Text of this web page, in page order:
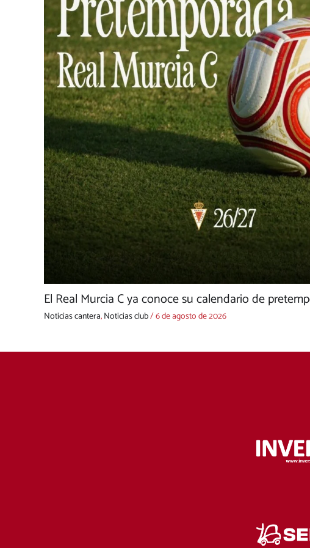
El Real Murcia C ya conoce su calendario de
Noticias cantera,Noticias club/6 de agosto de 2026